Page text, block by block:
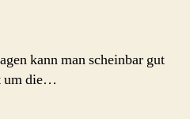
kann man scheinbar gut
um die…